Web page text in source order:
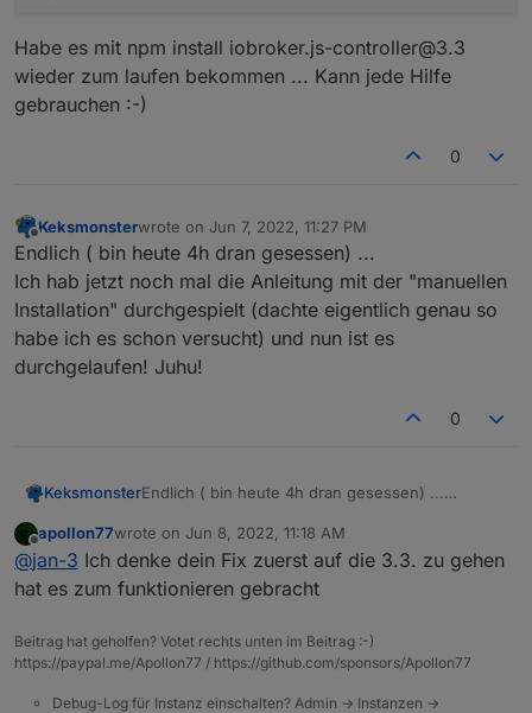
Habe es mit npm install iobroker.js-controller@3.3
wieder zum laufen bekommen ... Kann jede Hilfe
gebrauchen :-)
0
Offline
Keksmonsterwrote on Jun 7, 2022, 11:27 PM
last edited by
Endlich ( bin heute 4h dran gesessen) ...
Ich hab jetzt noch mal die Anleitung mit der "manuellen
Installation" durchgespielt (dachte eigentlich genau so
habe ich es schon versucht) und nun ist es
durchgelaufen! Juhu!
0
KeksmonsterEndlich ( bin heute 4h dran gesessen) ...
"manuellen Installation" durchgespielt (dachte
eigentlich genau so habe ich es schon versucht)
und nun ist es durchgelaufen! Juhu!
Offline
apollon77wrote on Jun 8, 2022, 11:18 AM
last edited by
@jan-3 Ich denke dein Fix zuerst auf die 3.3. zu gehen
hat es zum funktionieren gebracht
Beitrag hat geholfen? Votet rechts unten im Beitrag :-)
https://paypal.me/Apollon77 / https://github.com/sponsors/Apollon77
Debug-Log für Instanz einschalten? Admin -> Instanzen ->